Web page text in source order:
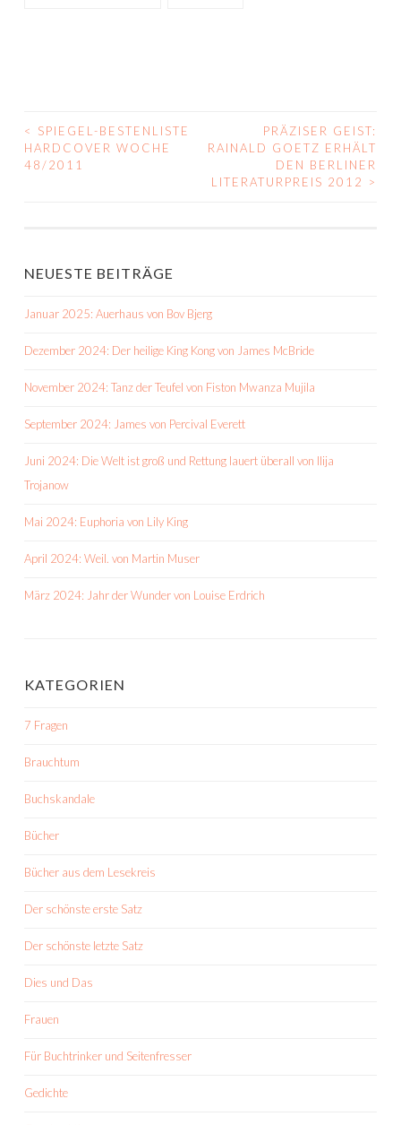
BEITRAGS-
NAVIGATION
<
SPIEGEL-BESTENLISTE
HARDCOVER WOCHE
48/2011
PRÄZISER GEIST:
RAINALD GOETZ ERHÄLT
DEN BERLINER
LITERATURPREIS 2012
>
NEUESTE BEITRÄGE
Januar 2025: Auerhaus von Bov Bjerg
Dezember 2024: Der heilige King Kong von James McBride
November 2024: Tanz der Teufel von Fiston Mwanza Mujila
September 2024: James von Percival Everett
Juni 2024: Die Welt ist groß und Rettung lauert überall von Ilija
Trojanow
Mai 2024: Euphoria von Lily King
April 2024: Weil. von Martin Muser
März 2024: Jahr der Wunder von Louise Erdrich
KATEGORIEN
7 Fragen
Brauchtum
Buchskandale
Bücher
Bücher aus dem Lesekreis
Der schönste erste Satz
Der schönste letzte Satz
Dies und Das
Frauen
Für Buchtrinker und Seitenfresser
Gedichte